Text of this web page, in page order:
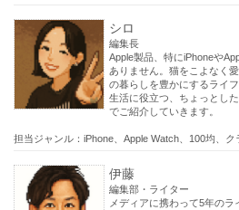
シロ
編集長
Apple製品、特にiPhoneや
ありません。猫をこよなく
の暮らしを豊かにするライ
生活に役立つ、ちょっとし
でご紹介していきます。
担当ジャンル：iPhone、Apple Watch、100均、
伊藤
編集部・ライター
メディアに携わって5年の